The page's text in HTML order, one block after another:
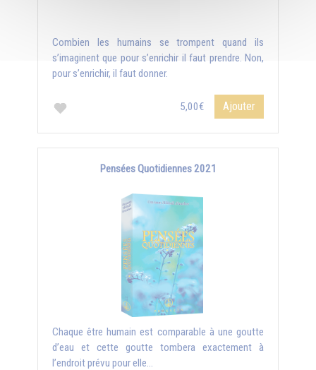
Combien les humains se trompent quand ils
s’imaginent que pour s’enrichir il faut prendre. Non,
pour s’enrichir, il faut donner.
5,00€ Ajouter
Pensées Quotidiennes 2021
Chaque être humain est comparable à une goutte
d’eau et cette goutte tombera exactement à
l’endroit prévu pour elle...